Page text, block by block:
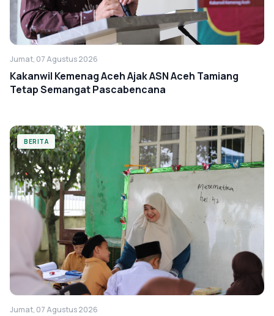
Jumat, 07 Agustus 2026
Kakanwil Kemenag Aceh Ajak ASN Aceh Tamiang
Tetap Semangat Pascabencana
BERITA
Jumat, 07 Agustus 2026